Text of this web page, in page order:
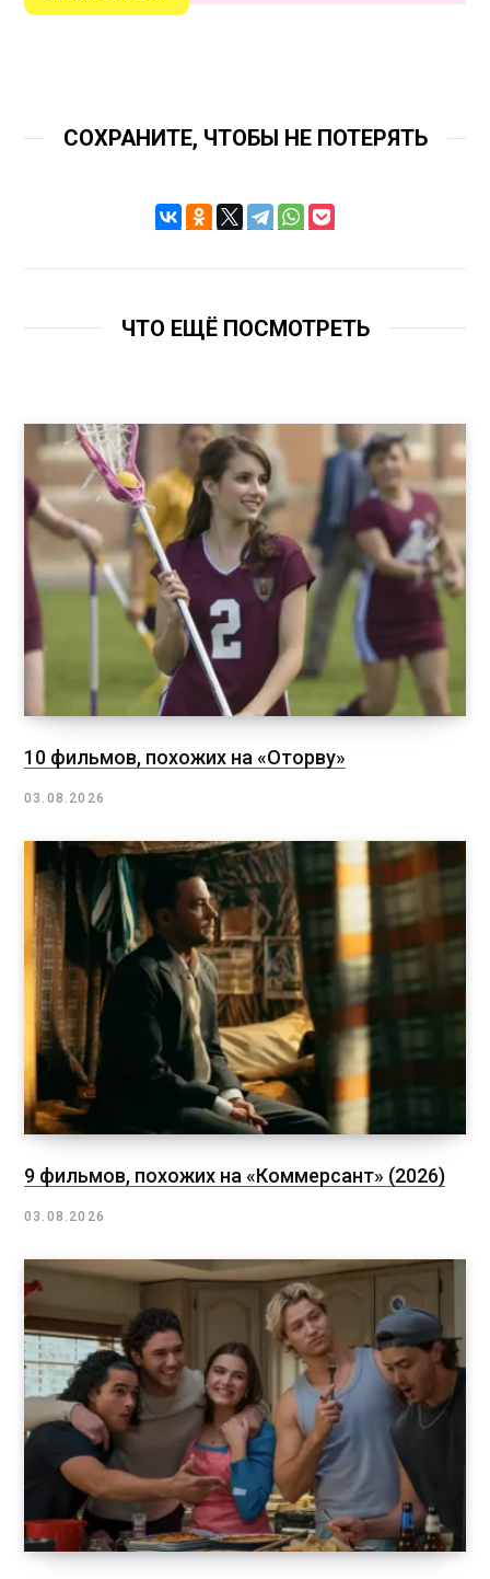
СОХРАНИТЕ, ЧТОБЫ НЕ ПОТЕРЯТЬ
ЧТО ЕЩЁ ПОСМОТРЕТЬ
10 фильмов, похожих на «Оторву»
03.08.2026
9 фильмов, похожих на «Коммерсант» (2026)
03.08.2026